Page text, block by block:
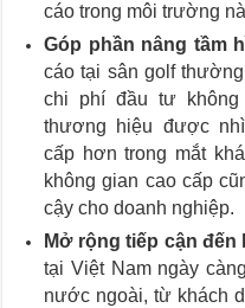
cáo trong môi trường
Góp phần nâng tầm
cáo tại sân golf
chi phí đầu tư
thương hiệu được
cấp hơn trong mắt
không gian cao cấp
cậy cho doanh nghiệp.
Mở rộng tiếp cận
tại Việt Nam ngày
nước ngoài, từ khách